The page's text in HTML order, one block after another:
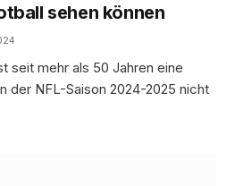
sehen können
seit mehr als 50 Jahren eine
der NFL-Saison 2024-2025 nicht